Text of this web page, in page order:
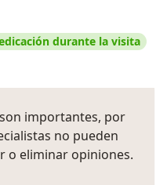
durante la visita
importantes, por
no pueden
o eliminar opiniones.